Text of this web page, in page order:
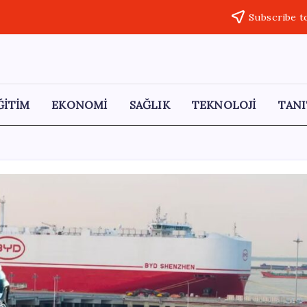
Subscribe
EKONOMİ SAĞLIK TEKNOLOJİ